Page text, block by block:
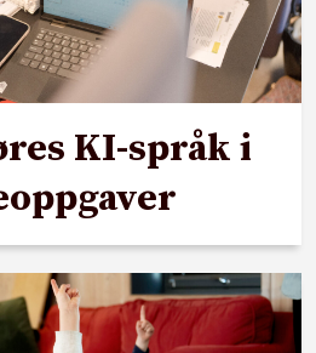
KI-språk i